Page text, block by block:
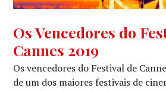
72º
FESTIVAL
DE
CINEMA,
FESTIVAIS,
Os Vencedores do
Cannes 2019
Os vencedores do Festival de
de um dos maiores festivais de